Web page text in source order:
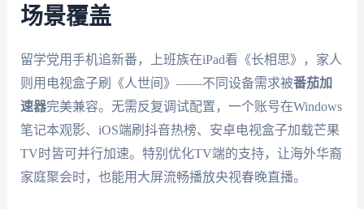
场景覆盖
留学党用手机追新番，上班族在iPad看《长相思》，家人
则用电视盒子刷《人世间》——不同设备需求被番茄加
速器完美兼容。无需反复调试配置，一个账号在Windows
笔记本观影、iOS端刷抖音热榜、安卓电视盒子加载芒果
TV时皆可并行加速。特别优化TV端的支持，让海外华裔
家庭聚会时，也能用大屏流畅播放央视春晚直播。